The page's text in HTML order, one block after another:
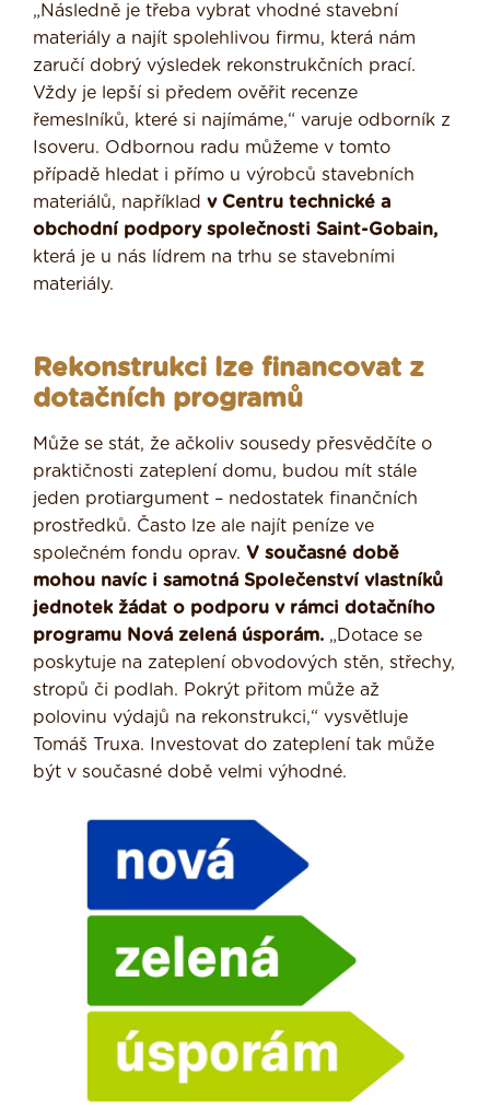
„Následně je třeba vybrat vhodné stavební
materiály a najít spolehlivou firmu, která nám
zaručí dobrý výsledek rekonstrukčních prací.
Vždy je lepší si předem ověřit recenze
řemeslníků, které si najímáme,“ varuje odborník z
Isoveru. Odbornou radu můžeme v tomto
případě hledat i přímo u výrobců stavebních
materiálů, například v Centru technické a
obchodní podpory společnosti Saint-Gobain,
která je u nás lídrem na trhu se stavebními
materiály.
Rekonstrukci lze financovat z
dotačních programů
Může se stát, že ačkoliv sousedy přesvědčíte o
praktičnosti zateplení domu, budou mít stále
jeden protiargument – nedostatek finančních
prostředků. Často lze ale najít peníze ve
společném fondu oprav. V současné době
mohou navíc i samotná Společenství vlastníků
jednotek žádat o podporu v rámci dotačního
programu Nová zelená úsporám. „Dotace se
poskytuje na zateplení obvodových stěn, střechy,
stropů či podlah. Pokrýt přitom může až
polovinu výdajů na rekonstrukci,“ vysvětluje
Tomáš Truxa. Investovat do zateplení tak může
být v současné době velmi výhodné.